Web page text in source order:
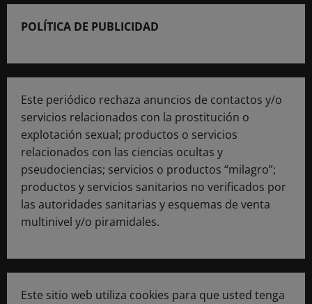
POLÍTICA DE PUBLICIDAD
Este periódico rechaza anuncios de contactos y/o
servicios relacionados con la prostitución o
explotación sexual; productos o servicios
relacionados con las ciencias ocultas y
pseudociencias; servicios o productos “milagro”;
productos y servicios sanitarios no verificados por
las autoridades sanitarias y esquemas de venta
multinivel y/o piramidales.
Este sitio web utiliza cookies para que usted tenga